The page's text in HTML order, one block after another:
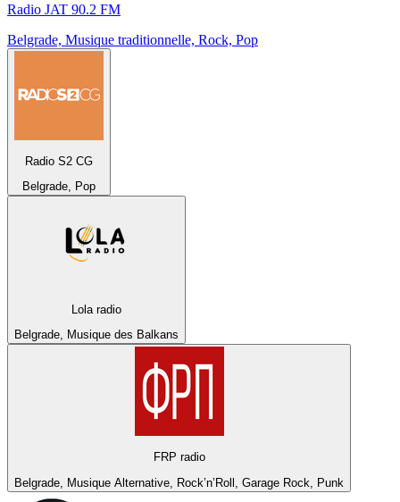
Radio JAT 90.2 FM
Belgrade, Musique traditionnelle, Rock, Pop
Radio S2 CG
Belgrade, Pop
Lola radio
Belgrade, Musique des Balkans
FRP radio
Belgrade, Musique Alternative, Rock’n’Roll, Garage Rock, Punk